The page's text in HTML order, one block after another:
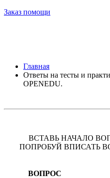
Заказ помощи
Главная
Ответы на тесты и
OPENEDU.
ВСТАВЬ НАЧАЛО
ПОПРОБУЙ ВПИСАТЬ
ВОПРОС